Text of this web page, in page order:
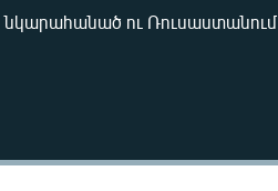
ու Ռուսաստանում